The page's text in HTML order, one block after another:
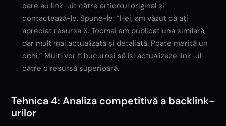
care au link-uit către articolul original și
contactează-le. Spune-le: “Hei, am văzut că ați
apreciat resursa X. Tocmai am publicat una similară,
dar mult mai actualizată și detaliată. Poate merită un
ochi.” Mulți vor fi bucuroși să își actualizeze link-ul
către o resursă superioară.
Tehnica 4: Analiza competitivă a backlink-
urilor